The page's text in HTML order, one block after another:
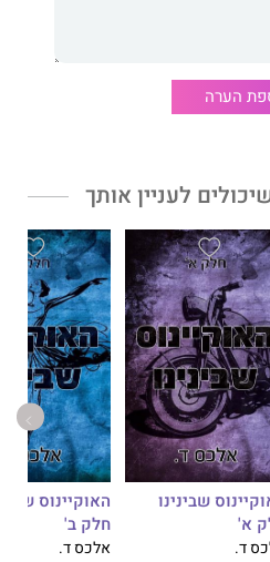
הערה
לעניין אותך
שבינינו
א'
ד.
האוקיינוס
חלק ב'
אלכס ד.